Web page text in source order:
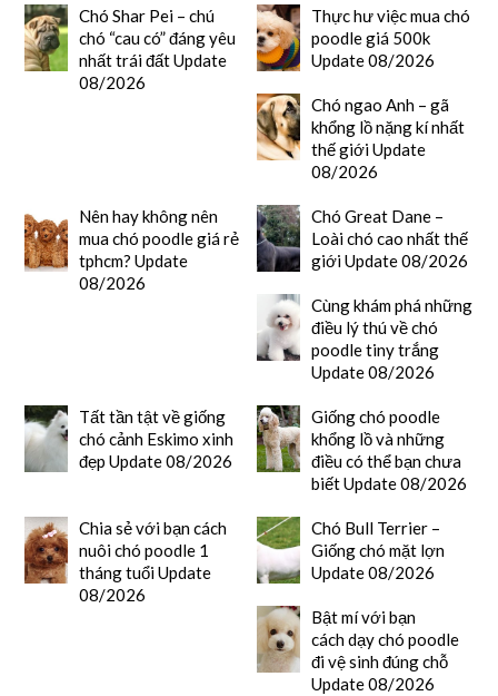
Chó Shar Pei – chú
chó “cau có” đáng yêu
nhất trái đất Update
08/2026
Thực hư việc mua chó
poodle giá 500k
Update 08/2026
Chó ngao Anh – gã
khổng lồ nặng kí nhất
thế giới Update
08/2026
Nên hay không nên
mua chó poodle giá rẻ
tphcm? Update
08/2026
Chó Great Dane –
Loài chó cao nhất thế
giới Update 08/2026
Cùng khám phá những
điều lý thú về chó
poodle tiny trắng
Update 08/2026
Tất tần tật về giống
chó cảnh Eskimo xinh
đẹp Update 08/2026
Giống chó poodle
khổng lồ và những
điều có thể bạn chưa
biết Update 08/2026
Chia sẻ với bạn cách
nuôi chó poodle 1
tháng tuổi Update
08/2026
Chó Bull Terrier –
Giống chó mặt lợn
Update 08/2026
Bật mí với bạn
cách dạy chó poodle
đi vệ sinh đúng chỗ
Update 08/2026